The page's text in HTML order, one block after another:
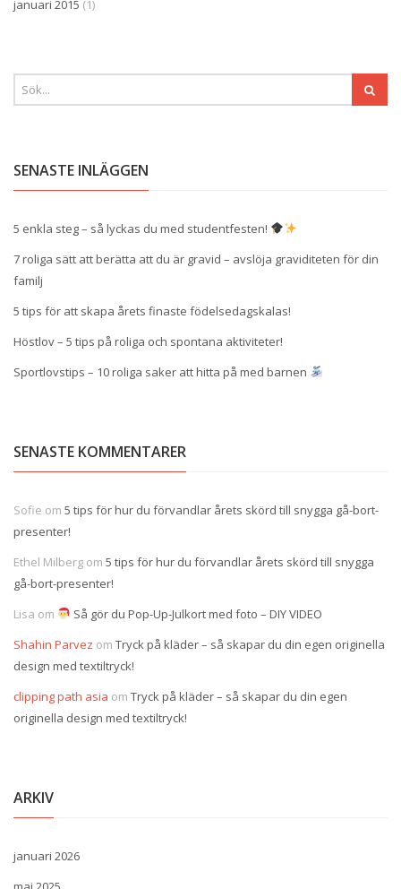
januari 2015 (1)
SENASTE INLÄGGEN
5 enkla steg – så lyckas du med studentfesten!
7 roliga sätt att berätta att du är gravid – avslöja graviditeten för din
familj
5 tips för att skapa årets finaste födelsedagskalas!
Höstlov – 5 tips på roliga och spontana aktiviteter!
Sportlovstips – 10 roliga saker att hitta på med barnen
SENASTE KOMMENTARER
Sofie om 5 tips för hur du förvandlar årets skörd till snygga gå-bort-
presenter!
Ethel Milberg om 5 tips för hur du förvandlar årets skörd till snygga
gå-bort-presenter!
Lisa om
Så gör du Pop-Up-Julkort med foto – DIY VIDEO
Shahin Parvez om Tryck på kläder – så skapar du din egen originella
design med textiltryck!
clipping path asia om Tryck på kläder – så skapar du din egen
originella design med textiltryck!
ARKIV
januari 2026